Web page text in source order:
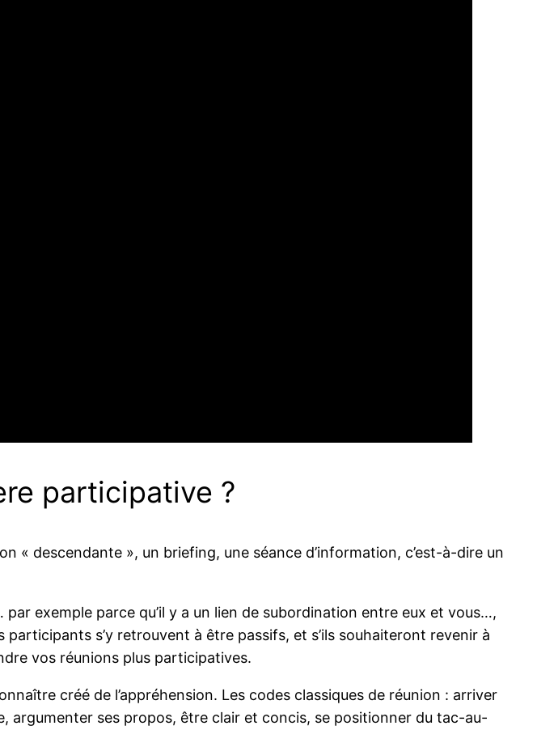
participative ?
« descendante », un briefing, une séance d’information, c’est-à-dire un
exemple parce qu’il y a un lien de subordination entre eux et vous…,
participants s’y retrouvent à être passifs, et s’ils souhaiteront revenir à
vos réunions plus participatives.
créé de l’appréhension. Les codes classiques de réunion : arriver
argumenter ses propos, être clair et concis, se positionner du tac-au-